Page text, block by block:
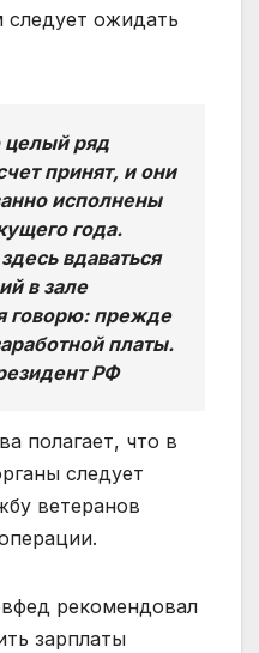
следует ожидать
целый ряд
принят, и они
исполнены
года.
вдаваться
в зале
говорю: прежде
платы.
РФ
полагает, что в
следует
ветеранов
рекомендовал
зарплаты